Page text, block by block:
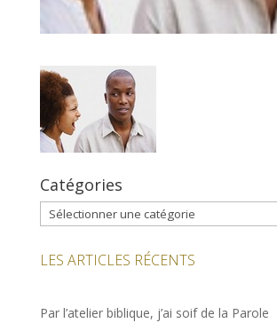
Catégories
Catégories
LES ARTICLES RÉCENTS
Par l’atelier biblique, j’ai soif de la Parole